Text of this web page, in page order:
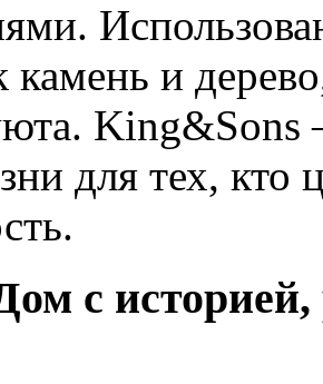
камень и
King&Sons
для тех,
с